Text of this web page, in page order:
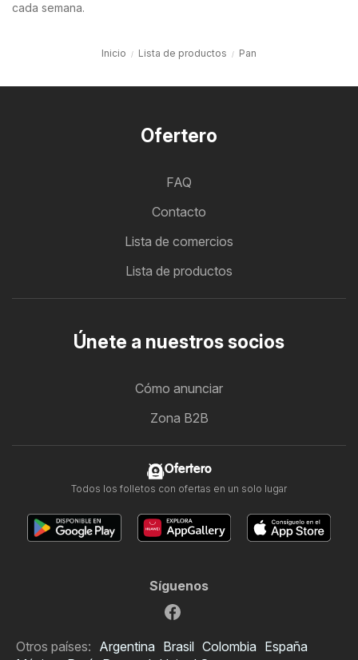
cada semana.
Inicio Lista de productos Pan
Ofertero
FAQ
Contacto
Lista de comercios
Lista de productos
Únete a nuestros socios
Cómo anunciar
Zona B2B
Ofertero
Todos los folletos con ofertas en un solo lugar
Síguenos
Otros países: Argentina Brasil Colombia España